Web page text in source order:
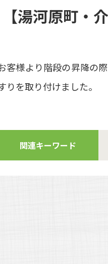
【湯河原町・
客様より階段の昇降の
りを取り付けました。
関連キーワード